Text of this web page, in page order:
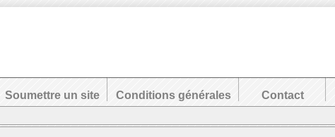
Soumettre un site Conditions générales Contact